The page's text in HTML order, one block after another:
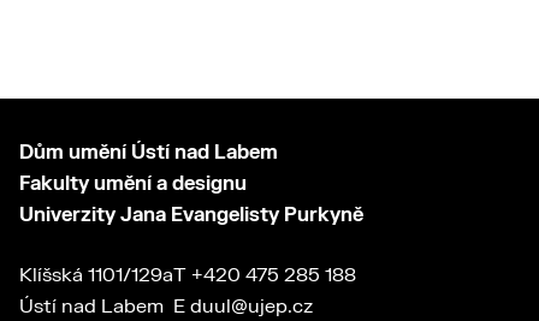
Dům umění Ústí nad Labem
Fakulty umění a designu
Univerzity Jana Evangelisty Purkyně
Klíšská 1101/129a
Ústí nad Labem
T +420 475 285 188
E duul@ujep.cz